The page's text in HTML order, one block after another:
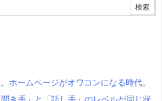
ホームページがオワコンになる時代。